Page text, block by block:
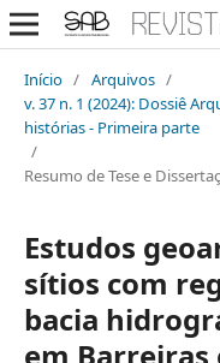
Início / Arquivos /
v. 37 n. 1 (2024): Dossiê
histórias - Primeira parte
/
Resumo de Tese e
Estudos
sítios com
bacia